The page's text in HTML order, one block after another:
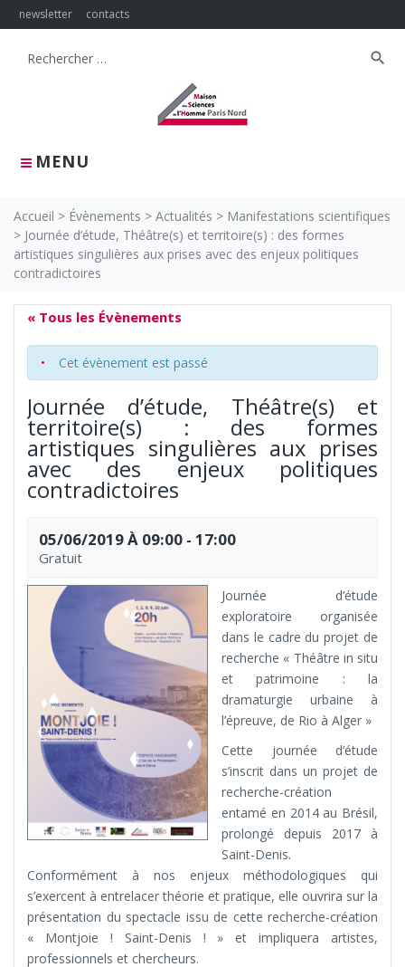
Skip
to
newsletter contacts
MENU
Search
search
Accueil > Évènements > Actualités > Manifestations scientifiques
> Journée d’étude, Théâtre(s) et territoire(s) : des formes
artistiques singulières aux prises avec des enjeux politiques
contradictoires
« Tous les Évènements
Cet évènement est passé
Journée d’étude, Théâtre(s) et
territoire(s) : des formes
artistiques singulières aux prises
avec des enjeux politiques
contradictoires
05/06/2019 À 09:00 - 17:00
Gratuit
Journée d’étude
exploratoire organisée
dans le cadre du projet de
recherche « Théâtre in situ
et patrimoine : la
dramaturgie urbaine à
l’épreuve, de Rio à Alger »
Cette journée d’étude
s’inscrit dans un projet de
recherche-création
entamé en 2014 au Brésil,
prolongé depuis 2017 à
Saint-Denis.
Conformément à nos enjeux méthodologiques qui
s’exercent à entrelacer théorie et pratique, elle ouvrira sur la
présentation du spectacle issu de cette recherche-création
« Montjoie ! Saint-Denis ! » et impliquera artistes,
professionnels et chercheurs.